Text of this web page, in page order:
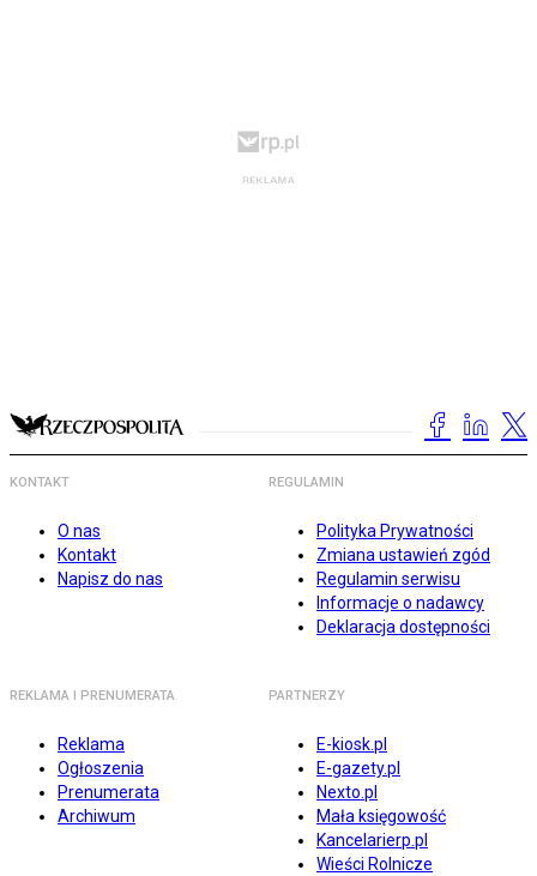
KONTAKT
O nas
Kontakt
Napisz do nas
REGULAMIN
Polityka Prywatności
Zmiana ustawień zgód
Regulamin serwisu
Informacje o nadawcy
Deklaracja dostępności
REKLAMA I PRENUMERATA
Reklama
Ogłoszenia
Prenumerata
Archiwum
PARTNERZY
E-kiosk.pl
E-gazety.pl
Nexto.pl
Mała księgowość
Kancelarierp.pl
Wieści Rolnicze